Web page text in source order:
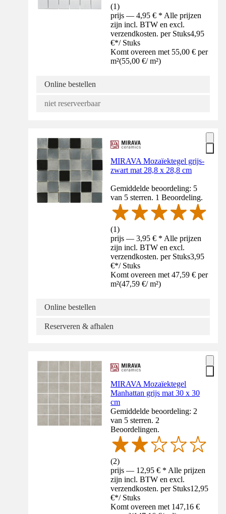
(1)
prijs — 4,95 € * Alle prijzen
zijn incl. BTW en excl.
verzendkosten. per Stuks4,95
€*/ Stuks
Komt overeen met 55,00 € per
m²(55,00 €/ m²)
Online bestellen
niet reserveerbaar
MIRAVA Mozaïektegel grijs-
zwart mat 28,8 x 28,8 cm
Gemiddelde beoordeling: 5
van 5 sterren. 1 Beoordeling.
(1)
prijs — 3,95 € * Alle prijzen
zijn incl. BTW en excl.
verzendkosten. per Stuks3,95
€*/ Stuks
Komt overeen met 47,59 € per
m²(47,59 €/ m²)
Online bestellen
Reserveren & afhalen
MIRAVA Mozaïektegel
Manhattan grijs mat 30 x 30
cm
Gemiddelde beoordeling: 2
van 5 sterren. 2
Beoordelingen.
(2)
prijs — 12,95 € * Alle prijzen
zijn incl. BTW en excl.
verzendkosten. per Stuks12,95
€*/ Stuks
Komt overeen met 147,16 €